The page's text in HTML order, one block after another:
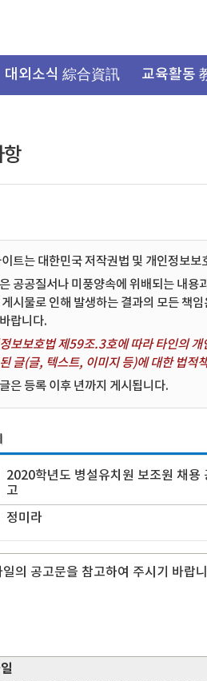
대외소식 綜合資訊 교육활동
항
트는 대한민국 저작권법 및 개인정보보
공공질서나 미풍양속에 위배되는 내용
시물로 인해 발생하는 결과의 모든 책
랍니다.
보보호법 제59조.3호에 따라 타인의
글(글, 텍스트, 이미지 등)에 대한 법적
은 등록 이후 년까지 게시됩니다.
2020학년도 병설유치원 보조원 채용
고
정미라
일의 공고문을 참고하여 주시기 바랍